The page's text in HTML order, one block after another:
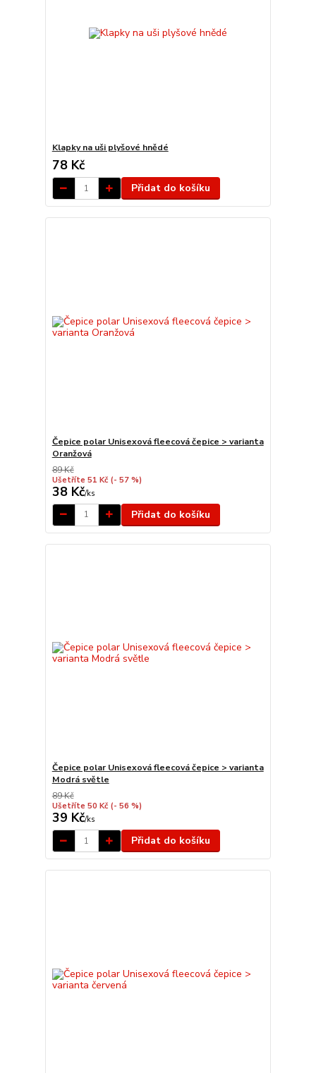
Klapky na uši plyšové hnědé
78 Kč
Přidat do košíku
Čepice polar Unisexová fleecová čepice > varianta
Oranžová
89 Kč
Ušetříte 51 Kč (- 57 %)
38 Kč/ks
Přidat do košíku
Čepice polar Unisexová fleecová čepice > varianta
Modrá světle
89 Kč
Ušetříte 50 Kč (- 56 %)
39 Kč/ks
Přidat do košíku